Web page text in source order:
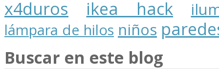
x4duros ikea hack
lámpara de hilos niños
Buscar en este blog